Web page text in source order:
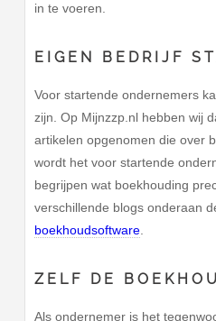
in te voeren.
EIGEN BEDRIJF
Voor startende ondernemers
zijn. Op Mijnzzp.nl hebben wij
artikelen opgenomen die over
wordt het voor startende
begrijpen wat boekhouding
verschillende blogs onderaan
boekhoudsoftware
ZELF DE
Als ondernemer is het